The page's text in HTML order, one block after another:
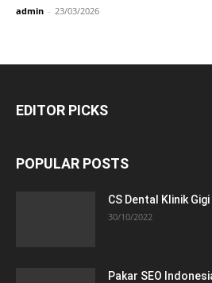
admin - 23/03/2026
EDITOR PICKS
POPULAR POSTS
CS Dental Klinik
30/10/2022
Pakar SEO